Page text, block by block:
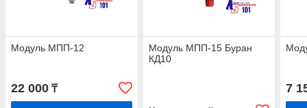
Модуль МПП-12
22 000 ₸
Модуль МПП-15 Буран
КД10
7